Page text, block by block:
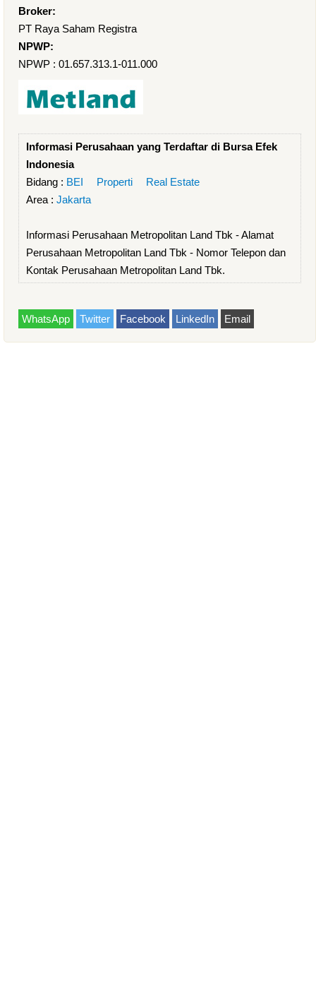
Broker:
PT Raya Saham Registra
NPWP:
NPWP : 01.657.313.1-011.000
Informasi Perusahaan yang Terdaftar di Bursa Efek
Indonesia
Bidang : BEI Properti
Real Estate
Area : Jakarta
Informasi Perusahaan Metropolitan Land Tbk - Alamat
Perusahaan Metropolitan Land Tbk - Nomor Telepon dan
Kontak Perusahaan Metropolitan Land Tbk.
WhatsApp Twitter Facebook LinkedIn Email